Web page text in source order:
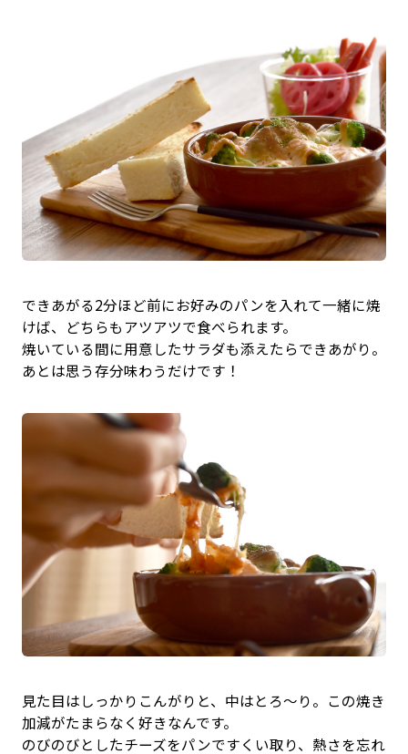
できあがる2分ほど前にお好みのパンを入れて一緒に焼
けば、どちらもアツアツで食べられます。
焼いている間に用意したサラダも添えたらできあがり。
あとは思う存分味わうだけです！
見た目はしっかりこんがりと、中はとろ〜り。この焼き
加減がたまらなく好きなんです。
のびのびとしたチーズをパンですくい取り、熱さを忘れ